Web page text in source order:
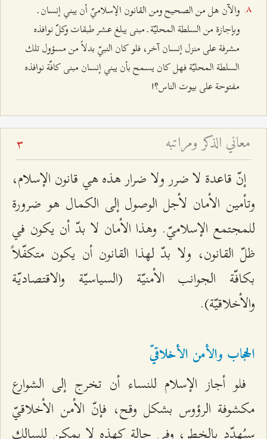
والآن هل من الصحيح ومن القانون الإسلاميّ أن يبني إنسان ـ
وبإجازة من السلطة المحليّة ـ مبنى يبلغ عشر طبقات وكلّ نوافذه
مشرفة على منزل إنسان آخر، فلو كان النبيّ بدلاً من مسؤول تلك
السلطة المحليّة فهل كان يسمح بأن يبني إنسان مبنى كافّة نوافذه
مفتوحة على بيوت الناس؟!
معاني الذكر ومراتبه 3
إنّ قاعدة لا ضرر ولا ضرار هذه هي قانون الإسلام،
وتأمين الأمان لأجل الوصول إلى الكمال هو ضرورة
للمجتمع الإسلاميّ. وهذا الأمان لا بدّ أن يكون في
ظلّ القانون، ولا بدّ لهذا القانون أن يكون متكفّلاً
بكافّة الجوانب الأمنيّة (السياسيّة والاقتصاديّة
والأخلاقيّة).
الحجاب والأمن الأخلاقيّ
فلو أجاز الإسلام للنساء أن تخرج إلى الشوارع
مكشوفة الرؤوس بشكل وقح، فإنّ الأمن الأخلاقيّ
سيُهدّد بالخطر، وفي حالة كهذه لا يمكن للسالك